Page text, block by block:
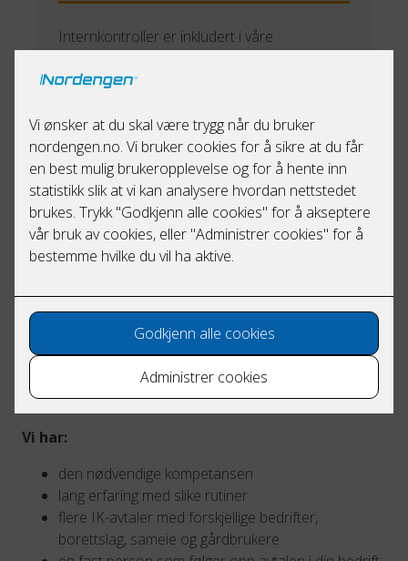
Internkontroller er inkludert i våre
elektropartner som ikke bare gjennomfører
drift og vedlikehold. Avhengig av din bedrifts
bransje, størrelse og behov, setter vi opp en
tilpasset serviceavtale for deg.
Serviceavtalen inkluderer jevnlige
internkontroller, samt andre nyttige tjenester.
Vi kan eksempelvis bistå i å lage en plan for å
utbedre sikkerheten eller komforten på
Vi setter vår stolthet i å være en allsidig elektropartner
med bred erfaring, som setter akkurat dine behov og
dine utfordringer i fokus.
Vi har:
den nødvendige kompetansen
lang erfaring med slike rutiner
flere IK-avtaler med forskjellige bedrifter,
borettslag, sameie og gårdbrukere